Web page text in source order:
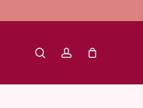
searchaccount